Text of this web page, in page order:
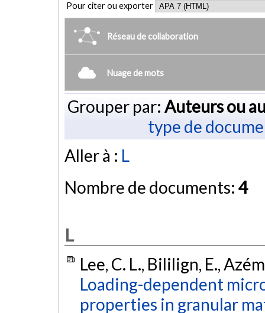
Pour citer ou exporter
Réseau de collaboration
Nuage de mots
Grouper par: Auteurs ou
type de
Aller à : L
Nombre de documents: 4
L
Lee, C. L., Bililign, E.,
Loading-dependent
properties in granular